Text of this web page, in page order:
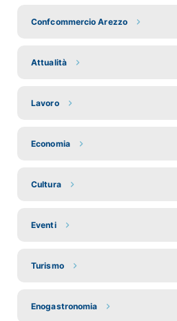
Confcommercio Arezzo
Attualità
Lavoro
Economia
Cultura
Eventi
Turismo
Enogastronomia